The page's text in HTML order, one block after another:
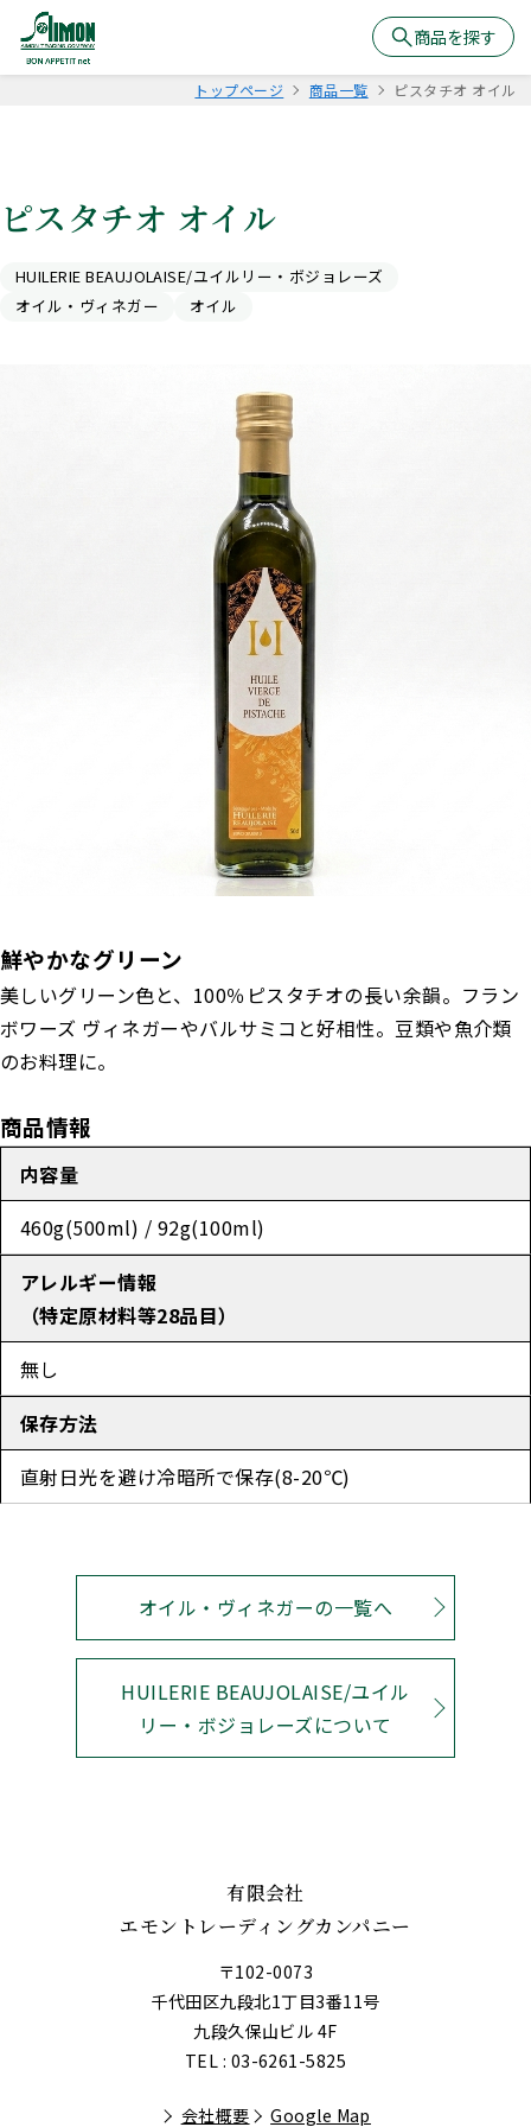
商品を探す
トップページ 商品一覧 ピスタチオ オイル
ピスタチオ オイル
HUILERIE BEAUJOLAISE/ユイルリー・ボジョレーズ
オイル・ヴィネガー
オイル
鮮やかなグリーン
美しいグリーン色と、100％ピスタチオの長い余韻。フラン
ボワーズ ヴィネガーやバルサミコと好相性。豆類や魚介類
のお料理に。
商品情報
内容量
460g(500ml) / 92g(100ml)
アレルギー情報
（特定原材料等28品目）
無し
保存方法
直射日光を避け冷暗所で保存(8-20℃)
オイル・ヴィネガーの一覧へ
HUILERIE BEAUJOLAISE/ユイル
リー・ボジョレーズについて
有限会社
エモントレーディングカンパニー
〒102-0073
千代田区九段北1丁目3番11号
九段久保山ビル 4F
TEL : 03-6261-5825
会社概要 Google Map